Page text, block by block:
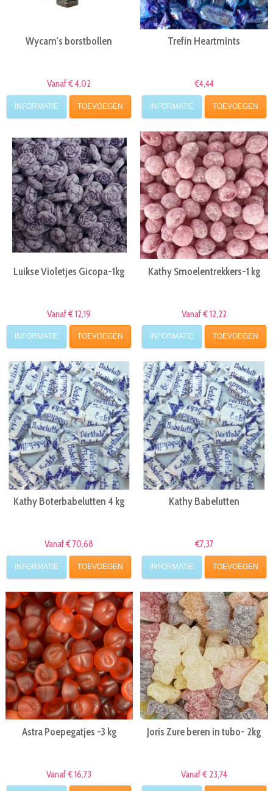
Wycam's borstbollen
Vanaf € 4,02
INFORMATIE TOEVOEGEN
Trefin Heartmints
€4,44
INFORMATIE TOEVOEGEN
Luikse Violetjes Gicopa-1kg
Vanaf € 12,19
INFORMATIE TOEVOEGEN
Kathy Smoelentrekkers-1 kg
Vanaf € 12,22
INFORMATIE TOEVOEGEN
Kathy Boterbabelutten 4 kg
Vanaf € 70,68
INFORMATIE TOEVOEGEN
Kathy Babelutten
€7,37
INFORMATIE TOEVOEGEN
Astra Poepegatjes -3 kg
Vanaf € 16,73
Joris Zure beren in tubo- 2kg
Vanaf € 23,74